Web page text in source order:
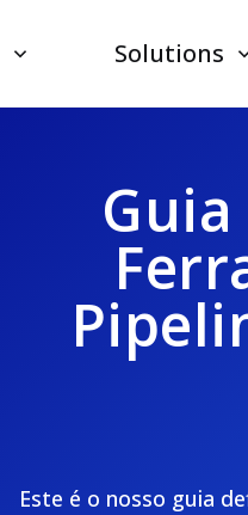
Solutions
Este é o nosso guia